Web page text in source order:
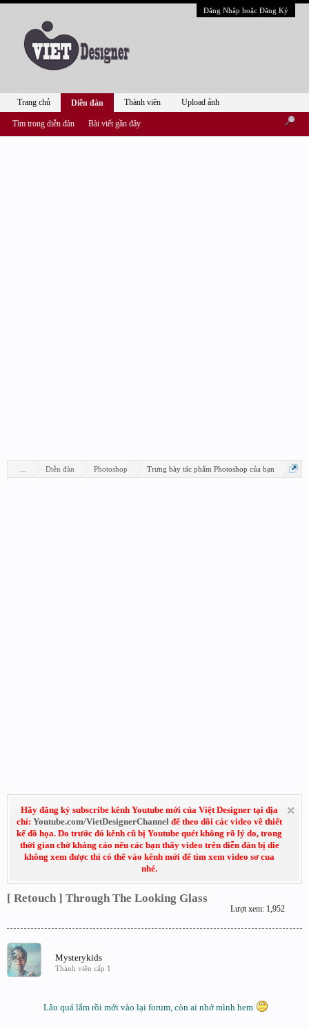
Đăng Nhập hoặc Đăng Ký
Diễn đàn Photoshop Trưng bày tác phẩm Photoshop của bạn
Hãy đăng ký subscribe kênh Youtube mới của Việt Designer tại địa
chỉ: Youtube.com/VietDesignerChannel để theo dõi các video về thiết
kế đồ họa. Do trước đó kênh cũ bị Youtube quét không rõ lý do, trong
thời gian chờ kháng cáo nếu các bạn thấy video trên diễn đàn bị die
không xem được thì có thể vào kênh mới để tìm xem video sơ cua
nhé.
[ Retouch ] Through The Looking Glass
Lượt xem: 1,952
Mysterykids
Thành viên cấp 1
Lâu quá lắm rồi mới vào lại forum, còn ai nhớ mình hem
Trang chủ Diễn đàn
Tìm trong diễn đàn Bài viết gần đây
Thành viên Upload ảnh